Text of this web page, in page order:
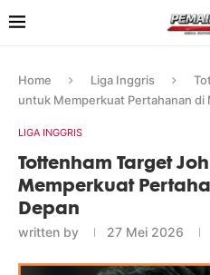
Home Liga Inggris
untuk Memperkuat Pertahanan di
LIGA INGGRIS
Tottenham Target
Memperkuat
Depan
written by 27 Mei 2026